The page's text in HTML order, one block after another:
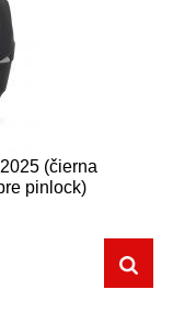
(čierna
pinlock)